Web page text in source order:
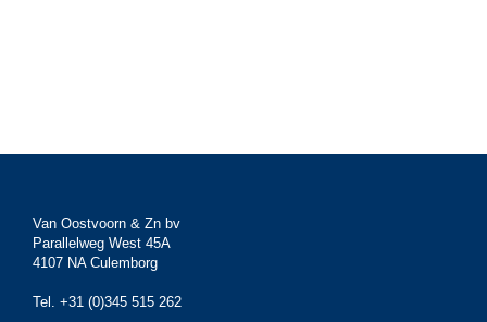
Van Oostvoorn & Zn bv
Parallelweg West 45A
4107 NA Culemborg
Tel. +31 (0)345 515 262